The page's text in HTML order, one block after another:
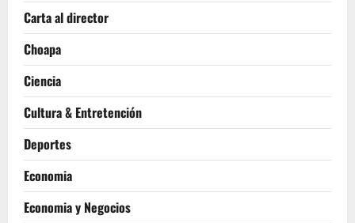
Carta al director
Choapa
Ciencia
Cultura & Entretención
Deportes
Economia
Economia y Negocios